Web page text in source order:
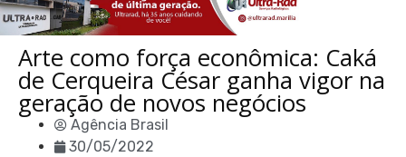
Arte como força econômica: Caká
de Cerqueira César ganha vigor na
geração de novos negócios
Agência Brasil
30/05/2022